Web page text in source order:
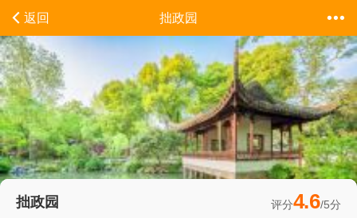
返回 拙政园
拙政园 评分4.6/5分